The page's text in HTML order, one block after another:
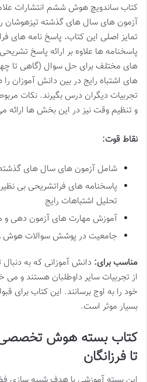
کتاب ساندویچ هوش ششم انتشارات
آزمون های سال های گذشته تیزهوشان
تمایز اصلی این کتاب، پاسخ نامه های
پاسخنامه ها علاوه بر ارائه پاسخ
های مختلف برای حل سوال (گاهی تا
های اشتباه رایج در بین دانش آموزان را
تجربیات دیگران درس بگیرند. نکات
و تنظیم وقت نیز در این بخش ها ارائه
نقاط قوت:
شامل آزمون های سال های
پاسخنامه های فراتشریحی بی
تحلیل اشتباهات رایج
آموزش مهارت های آزمون دهی و
جامعیت در پوشش سوالات هوش
مناسب برای: دانش آموزانی که به
از تجربیات سایر داوطلبان هستند و
خود را به اوج برسانند. این کتاب برای
بسیار موثر است.
کتاب بسته هوش تخصصی
تا فرزانگان